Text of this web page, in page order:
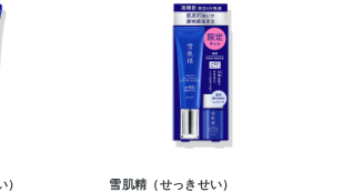
） 雪肌精（せっきせい）